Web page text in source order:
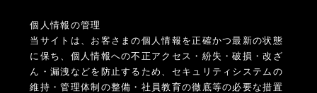
個人情報の管理
当サイトは、お客さまの個人情報を正確かつ最新の状態
に保ち、個人情報への不正アクセス・紛失・破損・改ざ
ん・漏洩などを防止するため、セキュリティシステムの
維持・管理体制の整備・社員教育の徹底等の必要な措置